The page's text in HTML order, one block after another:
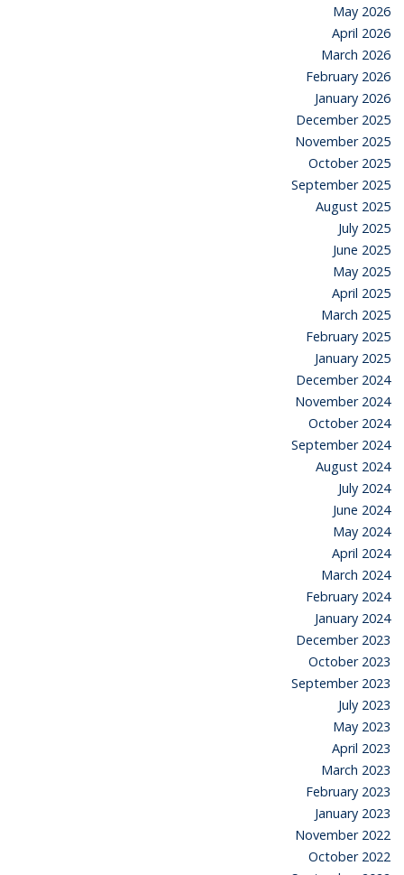
May 2026
April 2026
March 2026
February 2026
January 2026
December 2025
November 2025
October 2025
September 2025
August 2025
July 2025
June 2025
May 2025
April 2025
March 2025
February 2025
January 2025
December 2024
November 2024
October 2024
September 2024
August 2024
July 2024
June 2024
May 2024
April 2024
March 2024
February 2024
January 2024
December 2023
October 2023
September 2023
July 2023
May 2023
April 2023
March 2023
February 2023
January 2023
November 2022
October 2022